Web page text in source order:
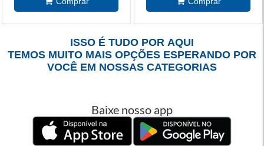
ISSO É TUDO POR AQUI
TEMOS MUITO MAIS OPÇÕES ESPERANDO POR
VOCÊ EM NOSSAS CATEGORIAS
Baixe nosso app